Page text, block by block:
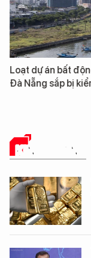
động sản ở
kiểm tra
KINH DOANH